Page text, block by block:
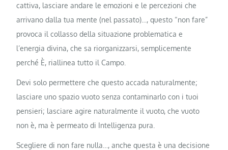
cattiva, lasciare andare le emozioni e le percezioni che
arrivano dalla tua mente (nel passato)…, questo “non fare”
provoca il collasso della situazione problematica e
l’energia divina, che sa riorganizzarsi, semplicemente
perché È, riallinea tutto il Campo.
Devi solo permettere che questo accada naturalmente;
lasciare uno spazio vuoto senza contaminarlo con i tuoi
pensieri; lasciare agire naturalmente il vuoto, che vuoto
non è, ma è permeato di Intelligenza pura.
Scegliere di non fare nulla…, anche questa è una decisione